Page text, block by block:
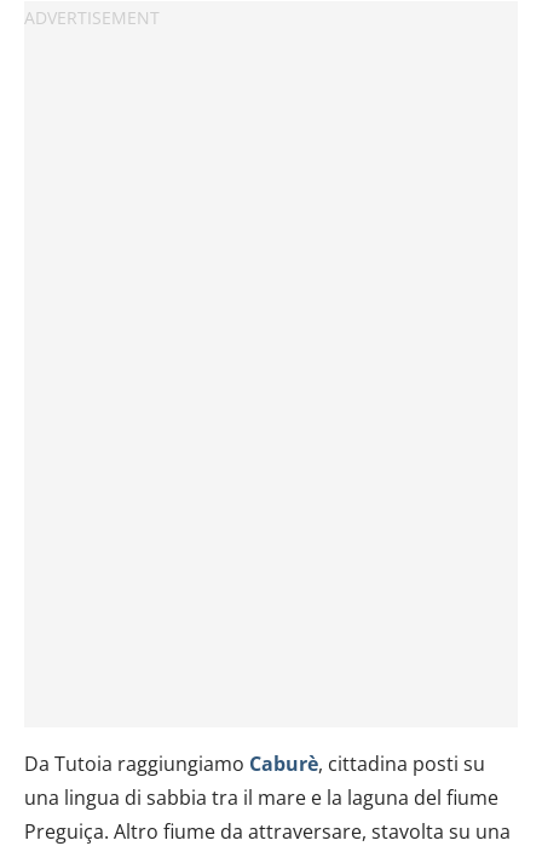
Da Tutoia raggiungiamo Caburè, cittadina posti su
una lingua di sabbia tra il mare e la laguna del fiume
Preguiça. Altro fiume da attraversare, stavolta su una